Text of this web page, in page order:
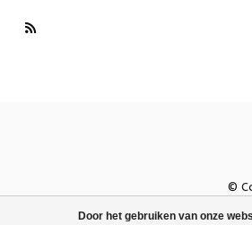
Door het gebruiken van onze
©